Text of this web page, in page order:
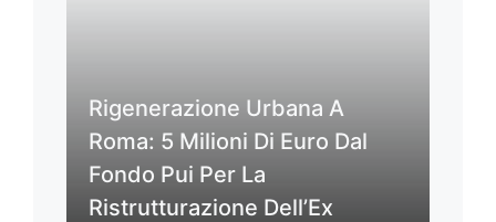
Rigenerazione Urbana A
Roma: 5 Milioni Di Euro Dal
Fondo Pui Per La
Ristrutturazione Dell’Ex